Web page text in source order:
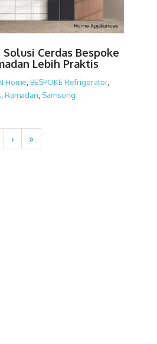
Cerdas Bespoke
Lebih Praktis
Home BESPOKE Refrigerator,
Ramadan Samsung
› »